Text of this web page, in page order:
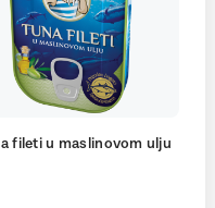
fileti u maslinovom ulju